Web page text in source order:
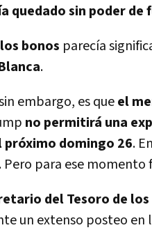
quedado sin poder
bonos parecía
.
embargo, es queel
no permitirá una
próximo domingo 26.
Pero para ese
del Tesoro de
un extenso posteo en